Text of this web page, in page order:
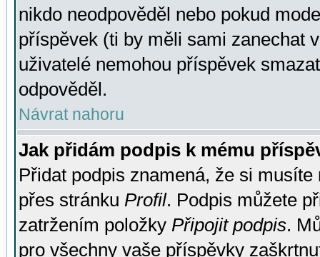
nikdo neodpověděl nebo pokud
příspěvek (ti by měli sami zanechat
uživatelé nemohou příspěvek
odpověděl.
Návrat nahoru
Jak přidám podpis k mému
Přidat podpis znamená, že si
přes stránku Profil. Podpis můžete
zatržením položky Připojit podpis.
pro všechny vaše příspěvky